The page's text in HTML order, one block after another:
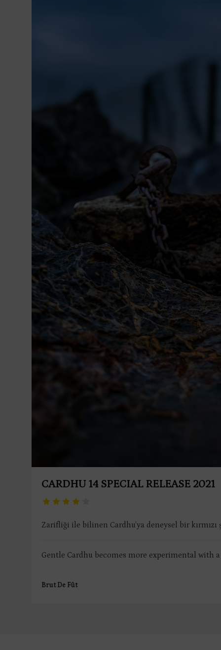
CARDHU 14 SPECIAL RELEASE 2021
Zarifliği ile bilinen Cardhu’ya deneysel bir kırmızı
Gentle Cardhu becomes more experimental with
Brut De Fût